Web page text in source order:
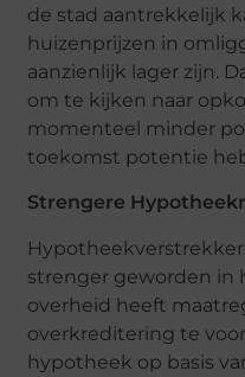
de stad aantrekkelijk
huizenprijzen in
aanzienlijk lager zijn.
om te kijken naar
momenteel minder
toekomst potentie
Strengere
strenger geworden in
overheid heeft
overkreditering te
hypotheek op basis